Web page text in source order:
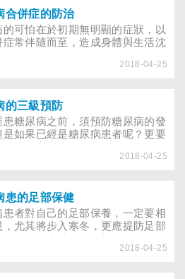
病近年來一直高居國人十大死因
位，也是引起失明、洗腎及截肢的
因。
合併症的防治
的可怕在於初期無明顯的症狀，以
症常伴隨而至，造成身體與生活沈
血壓控制，可以有效地預防合併症
)糖尿病也快速增加，為能擁有
晚年生活，如何預防、診斷與治療
糖尿病防治非常重要的課題。
2018-04-25
的三級預防
患糖尿病之前，須預防糖尿病的發
是如果已經是糖尿病患者呢？更要
葡萄糖濃度過高的疾病，狹義的糖
。因此廣義的糖尿病預防是指
預防」，即是在尚未得病之前，預
的「第一級預防」；以及早期診
設法改善或終止糖尿病進行的「第
防」；還有對已罹患糖尿病的患
2018-04-25
患的足部保健
患者對自己的足部保養，一定要相
，尤其將步入寒冬，更應提防足部
、修剪趾甲的方法不對、不當地用
2018-04-25